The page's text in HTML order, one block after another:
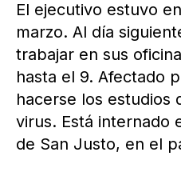
El ejecutivo estuvo
marzo. Al día
trabajar en sus
hasta el 9. Afectado
hacerse los estudios
virus. Está internado
de San Justo, en el